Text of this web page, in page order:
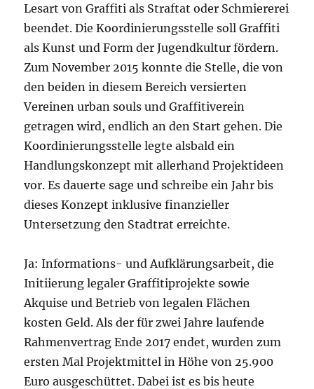
Lesart von Graffiti als Straftat oder Schmiererei
beendet. Die Koordinierungsstelle soll Graffiti
als Kunst und Form der Jugendkultur fördern.
Zum November 2015 konnte die Stelle, die von
den beiden in diesem Bereich versierten
Vereinen urban souls und Graffitiverein
getragen wird, endlich an den Start gehen. Die
Koordinierungsstelle legte alsbald ein
Handlungskonzept mit allerhand Projektideen
vor. Es dauerte sage und schreibe ein Jahr bis
dieses Konzept inklusive finanzieller
Untersetzung den Stadtrat erreichte.
Ja: Informations- und Aufklärungsarbeit, die
Initiierung legaler Graffitiprojekte sowie
Akquise und Betrieb von legalen Flächen
kosten Geld. Als der für zwei Jahre laufende
Rahmenvertrag Ende 2017 endet, wurden zum
ersten Mal Projektmittel in Höhe von 25.900
Euro ausgeschüttet. Dabei ist es bis heute